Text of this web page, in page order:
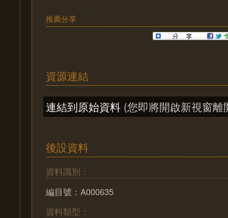
推薦分享
資源連結
連結到原始資料 (您即將開啟新視窗離
後設資料
資料識別：
編目號：A000635
資料類型：